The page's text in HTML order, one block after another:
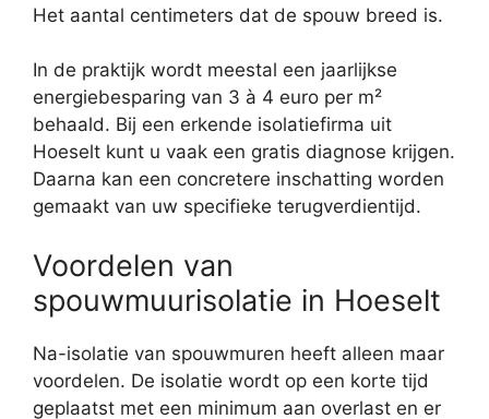
Het aantal centimeters dat de spouw breed is.
In de praktijk wordt meestal een jaarlijkse
energiebesparing van 3 à 4 euro per m²
behaald. Bij een erkende isolatiefirma uit
Hoeselt kunt u vaak een gratis diagnose krijgen.
Daarna kan een concretere inschatting worden
gemaakt van uw specifieke terugverdientijd.
Voordelen van
spouwmuurisolatie in Hoeselt
Na-isolatie van spouwmuren heeft alleen maar
voordelen. De isolatie wordt op een korte tijd
geplaatst met een minimum aan overlast en er